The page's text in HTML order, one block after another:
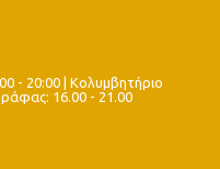
- 20:00 | Κολυμβητήριο
16.00 - 21.00